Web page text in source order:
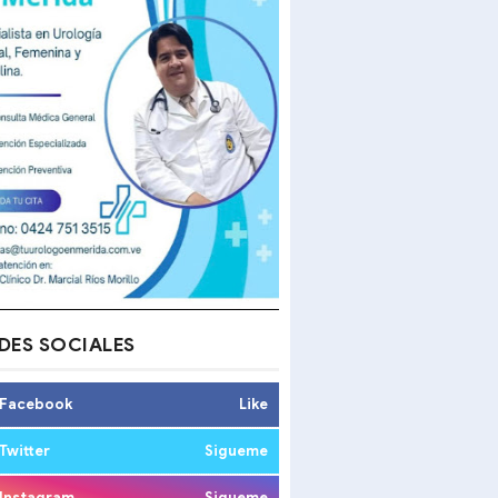
SOCIALES
Like
Sigueme